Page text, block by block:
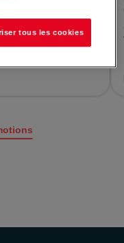
touche de
tous les cookies